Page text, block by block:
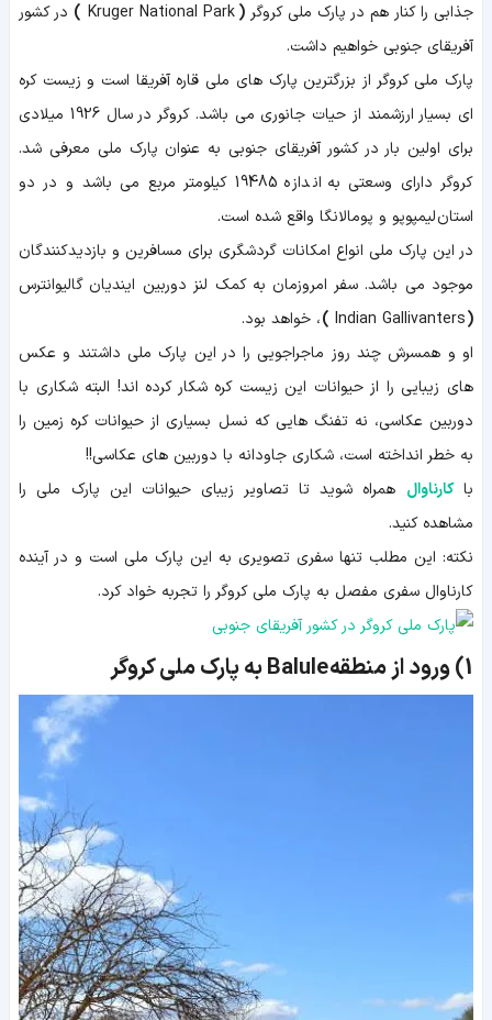
جذابی را کنار هم در پارک ملی کروگر (
Kruger National Park
) در کشور
آفریقای جنوبی خواهیم داشت.
پارک ملی کروگر از بزرگترین پارک های ملی قاره آفریقا است و زیست کره
ای بسیار ارزشمند از حیات جانوری می باشد. کروگر در سال 1926 میلادی
برای اولین بار در کشور آفریقای جنوبی به عنوان پارک ملی معرفی شد.
کروگر دارای وسعتی به اندازه 19485 کیلومتر مربع می باشد و در دو
استان لیمپوپو و پومالانگا واقع شده است.
در این پارک ملی انواع امکانات گردشگری برای مسافرین و بازدیدکنندگان
موجود می باشد. سفر امروزمان به کمک لنز دوربین ایندیان گالیوانترس
(
Indian Gallivanters
)، خواهد بود.
او و همسرش چند روز ماجراجویی را در این پارک ملی داشتند و عکس
های زیبایی را از حیوانات این زیست کره شکار کرده اند! البته شکاری با
دوربین عکاسی، نه تفنگ هایی که نسل بسیاری از حیوانات کره زمین را
به خطر انداخته است، شکاری جاودانه با دوربین های عکاسی!!
باکارناوال همراه شوید تا تصاویر زیبای حیوانات این پارک ملی را
مشاهده کنید.
نکته: این مطلب تنها سفری تصویری به این پارک ملی است و در آینده
کارناوال سفری مفصل به پارک ملی کروگر را تجربه خواد کرد.
1) ورود از منطقه Balule به پارک ملی کروگر